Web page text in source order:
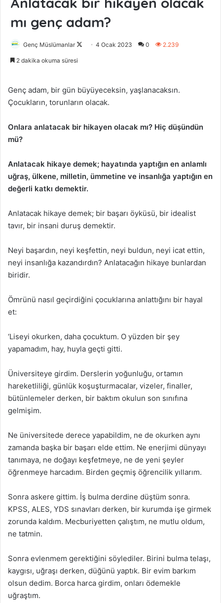
mı genç adam?
Genç Müslümanlar
o
w
n
4 Ocak 2023 0 2.239
2 dakika okuma süresi
Genç adam, bir gün büyüyeceksin, yaşlanacaksın.
Çocukların, torunların olacak.
Onlara anlatacak bir hikayen olacak mı? Hiç düşündün
mü?
Anlatacak hikaye demek; hayatında yaptığın en anlamlı
uğraş, ülkene, milletin, ümmetine ve insanlığa yaptığın en
değerli katkı demektir.
Anlatacak hikaye demek; bir başarı öyküsü, bir idealist
tavır, bir insani duruş demektir.
Neyi başardın, neyi keşfettin, neyi buldun, neyi icat ettin,
neyi insanlığa kazandırdın? Anlatacağın hikaye bunlardan
biridir.
Ömrünü nasıl geçirdiğini çocuklarına anlattığını bir hayal
et:
‘Liseyi okurken, daha çocuktum. O yüzden bir şey
yapamadım, hay, huyla geçti gitti.
Üniversiteye girdim. Derslerin yoğunluğu, ortamın
hareketliliği, günlük koşuşturmacalar, vizeler, finaller,
bütünlemeler derken, bir baktım okulun son sınıfına
gelmişim.
Ne üniversitede derece yapabildim, ne de okurken aynı
zamanda başka bir başarı elde ettim. Ne enerjimi dünyayı
tanımaya, ne doğayı keşfetmeye, ne de yeni şeyler
öğrenmeye harcadım. Birden geçmiş öğrencilik yıllarım.
Sonra askere gittim. İş bulma derdine düştüm sonra.
KPSS, ALES, YDS sınavları derken, bir kurumda işe girmek
zorunda kaldım. Mecburiyetten çalıştım, ne mutlu oldum,
ne tatmin.
Sonra evlenmem gerektiğini söylediler. Birini bulma telaşı,
kaygısı, uğraşı derken, düğünü yaptık. Bir evim barkım
olsun dedim. Borca harca girdim, onları ödemekle
uğraştım.